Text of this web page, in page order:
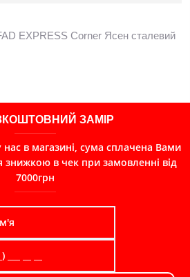
EXPRESS Corner Ясен сталевий
ЗАМІР
в магазині, сума сплачена Вами
знижкою в чек при замовленні від
7000грн